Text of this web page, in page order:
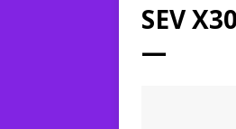
SEV
—